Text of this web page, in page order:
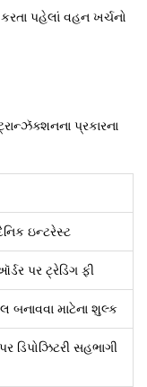
પહેલાં વહન ખર્ચનો
પ્રકારના
ઇન્ટરેસ્ટ
પર ટ્રેડિંગ ફી
બનાવવા માટેના શુલ્ક
ડિપોઝિટરી સહભાગી